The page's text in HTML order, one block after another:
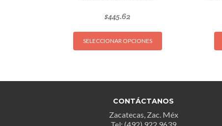
$445.62
SELECCIONAR OPCIONES
Este
opciones
se
CONTÁCTANOS
Zacatecas, Zac. Méx